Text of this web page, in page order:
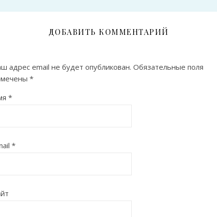
ДОБАВИТЬ КОММЕНТАРИЙ
адрес email не будет опубликован. Обязательные поля
*
*
*